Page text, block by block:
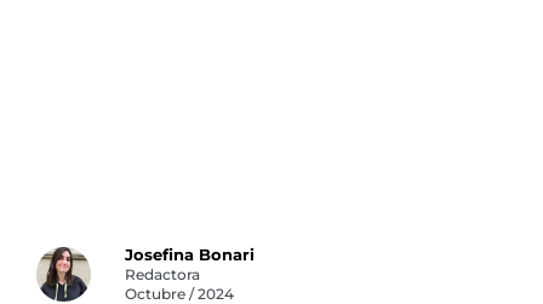
Josefina Bonari
Redactora
Octubre / 2024